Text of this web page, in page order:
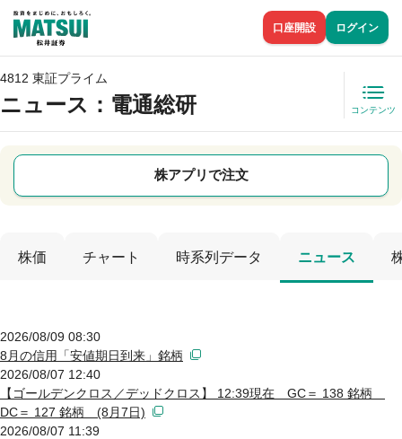
口座開設 ログイン
4812 東証プライム
ニュース ：電通総研 コンテンツ
株アプリで注文
株価 チャート 時系列データ ニュース
2026/08/09 08:30
8月の信用「安値期日到来」銘柄
2026/08/07 12:40
【ゴールデンクロス／デッドクロス】 12:39現在 GC＝ 138 銘柄
DC＝ 127 銘柄 (8月7日)
2026/08/07 11:39